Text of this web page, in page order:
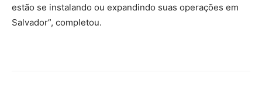
estão se instalando ou expandindo suas operações em
Salvador”, completou.